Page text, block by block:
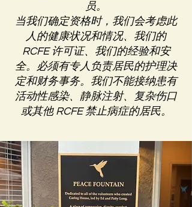
员。
当我们确定资格时，我们会考虑此
人的健康状况和情况、我们的
RCFE 许可证、我们的经验和安
全。必须有专人负责居民的护理决
定和财务事务。我们不能接纳患有
活动性感染、静脉注射、复杂伤口
或其他 RCFE 禁止病症的居民。